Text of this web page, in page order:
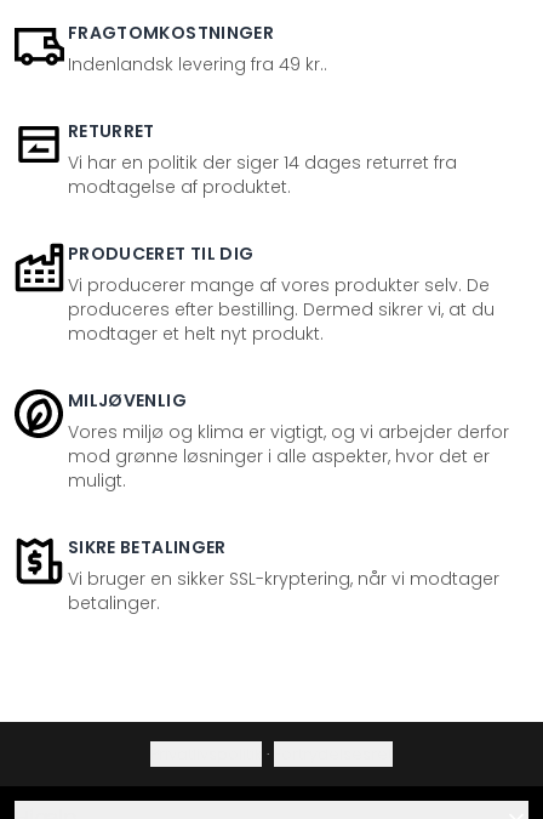
FRAGTOMKOSTNINGER
Indenlandsk levering fra 49 kr..
RETURRET
Vi har en politik der siger 14 dages returret fra
modtagelse af produktet.
PRODUCERET TIL DIG
Vi producerer mange af vores produkter selv. De
produceres efter bestilling. Dermed sikrer vi, at du
modtager et helt nyt produkt.
MILJØVENLIG
Vores miljø og klima er vigtigt, og vi arbejder derfor
mod grønne løsninger i alle aspekter, hvor det er
muligt.
SIKRE BETALINGER
Vi bruger en sikker SSL-kryptering, når vi modtager
betalinger.
·